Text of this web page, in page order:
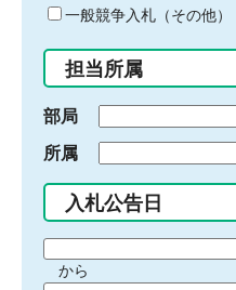
ド
入
力
一般競争入札（その他）
担当所属
部局
所属
入札公告日
間から